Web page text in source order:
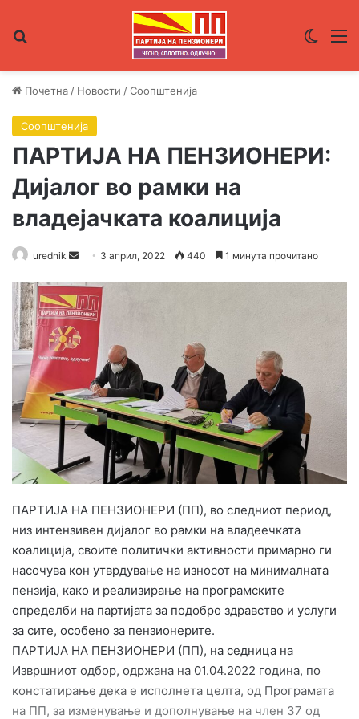
Почетна / Новости /Соопштенија
Соопштенија
ПАРТИЈА НА ПЕНЗИОНЕРИ:
Дијалог во рамки на
владејачката коалиција
urednik
n
d
a
m
a
i
3 април, 2022 440 1 минута прочитано
ПАРТИЈА НА ПЕНЗИОНЕРИ (ПП), во следниот период,
низ интензивен дијалог во рамки на владеечката
коалиција, своите политички активности примарно ги
насочува кон утврдување на износот на минималната
пензија, како и реализирање на програмските
определби на партијата за подобро здравство и услуги
за сите, особено за пензионерите.
ПАРТИЈА НА ПЕНЗИОНЕРИ (ПП), на седница на
Извршниот одбор, одржана на 01.04.2022 година, по
констатирање дека е исполнета целта, од Програмата
на ПП, за изменување и дополнување на член 37 од